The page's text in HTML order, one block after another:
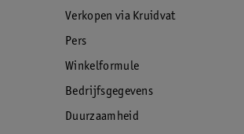
Verkopen via Kruidvat
Pers
Winkelformule
Bedrijfsgegevens
Duurzaamheid